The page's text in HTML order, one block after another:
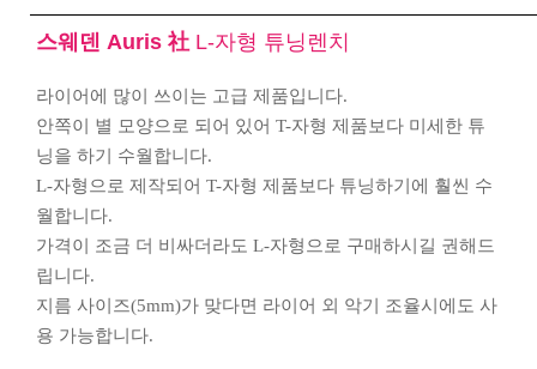
스웨덴 Auris 社 L-자형 튜닝렌치
라이어에 많이 쓰이는 고급 제품입니다.
안쪽이 별 모양으로 되어 있어 T-자형 제품보다 미세한 튜
닝을 하기 수월합니다.
L-자형으로 제작되어 T-자형 제품보다 튜닝하기에 훨씬 수
월합니다.
가격이 조금 더 비싸더라도 L-자형으로 구매하시길 권해드
립니다.
지름 사이즈(5mm)가 맞다면 라이어 외 악기 조율시에도 사
용 가능합니다.